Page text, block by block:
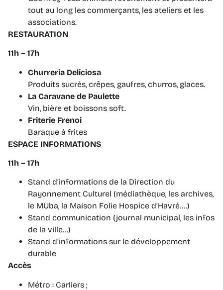
tout au long les commerçants, les ateliers et les
associations.
RESTAURATION
11h – 17h
Churreria Deliciosa
Produits sucrés, crêpes, gaufres, churros, glaces.
La Caravane de Paulette
Vin, bière et boissons soft.
Friterie Frenoi
Baraque à frites
ESPACE INFORMATIONS
11h – 17h
Stand d’informations de la Direction du
Rayonnement Culturel (médiathèque, les archives,
le MUba, la Maison Folie Hospice d’Havré….)
Stand communication (journal municipal, les infos
de la ville…)
Stand d’informations sur le développement
durable
Accès
Métro : Carliers ;